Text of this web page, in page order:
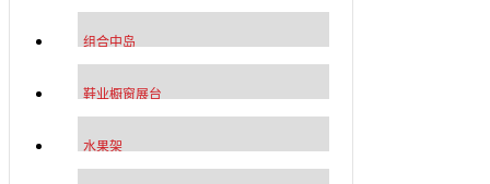
组合中岛
鞋业橱窗展台
水果架